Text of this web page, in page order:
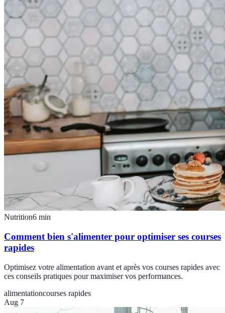
Nutrition6 min
Comment bien s'alimenter pour optimiser ses courses
rapides
Optimisez votre alimentation avant et après vos courses rapides avec
ces conseils pratiques pour maximiser vos performances.
alimentationcourses rapides
Aug 7